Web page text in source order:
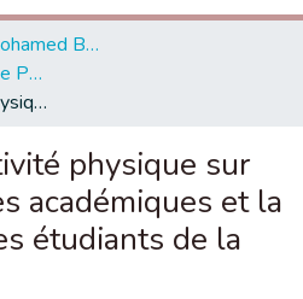
Université Sidi Mohamed Ben Abdellah de Fès
Faculté de Médecine, de Pharmacie et de Médecine Dentaire - Fès
L'impact de l'activité physique sur les performances académiques et la qualité de vie des étudiants de la FMPF
physique sur
académiques et la
étudiants de la